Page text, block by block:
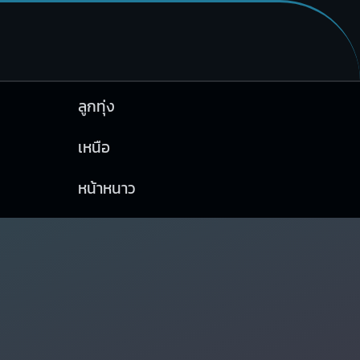
ลูกทุ่ง
เหนือ
หน้าหนาว